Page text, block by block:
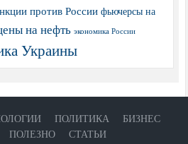
против России фьючерсы на
на нефть экономика России
Украины
ПОЛИТИКА
БИЗНЕС
ПОЛЕЗНО СТАТЬИ